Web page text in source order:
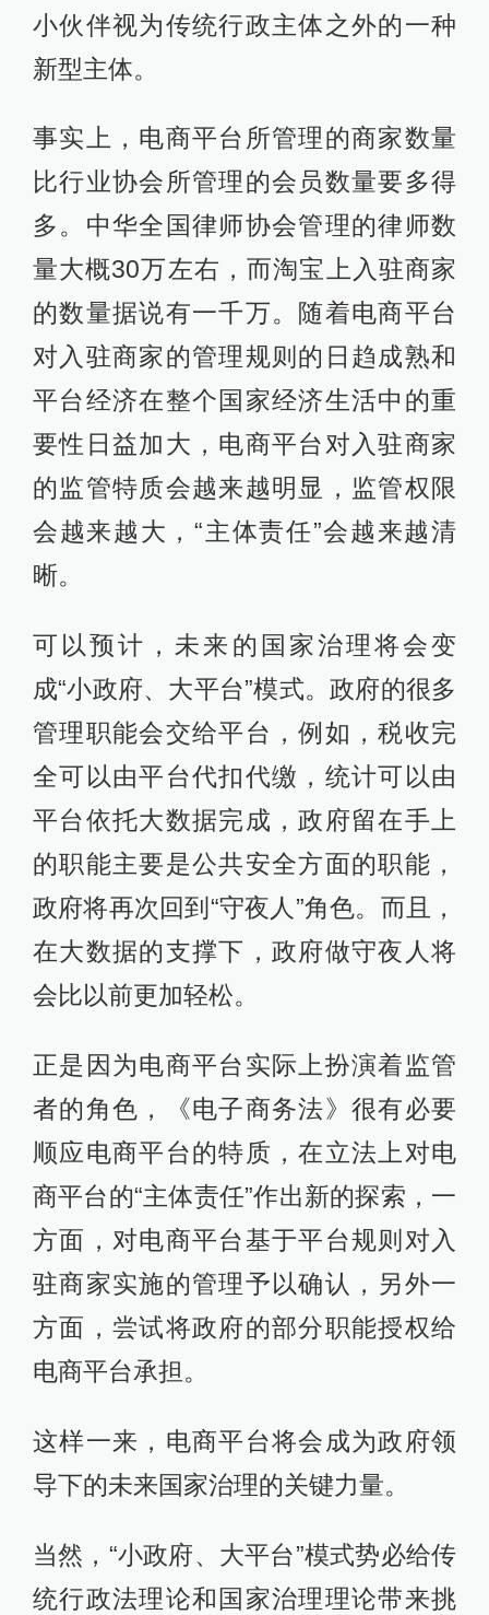
小伙伴视为传统行政主体之外的一种
新型主体。
事实上，电商平台所管理的商家数量
比行业协会所管理的会员数量要多得
多。中华全国律师协会管理的律师数
量大概30万左右，而淘宝上入驻商家
的数量据说有一千万。随着电商平台
对入驻商家的管理规则的日趋成熟和
平台经济在整个国家经济生活中的重
要性日益加大，电商平台对入驻商家
的监管特质会越来越明显，监管权限
会越来越大，“主体责任”会越来越清
晰。
可以预计，未来的国家治理将会变
成“小政府、大平台”模式。政府的很多
管理职能会交给平台，例如，税收完
全可以由平台代扣代缴，统计可以由
平台依托大数据完成，政府留在手上
的职能主要是公共安全方面的职能，
政府将再次回到“守夜人”角色。而且，
在大数据的支撑下，政府做守夜人将
会比以前更加轻松。
正是因为电商平台实际上扮演着监管
者的角色，《电子商务法》很有必要
顺应电商平台的特质，在立法上对电
商平台的“主体责任”作出新的探索，一
方面，对电商平台基于平台规则对入
驻商家实施的管理予以确认，另外一
方面，尝试将政府的部分职能授权给
电商平台承担。
这样一来，电商平台将会成为政府领
导下的未来国家治理的关键力量。
当然，“小政府、大平台”模式势必给传
统行政法理论和国家治理理论带来挑